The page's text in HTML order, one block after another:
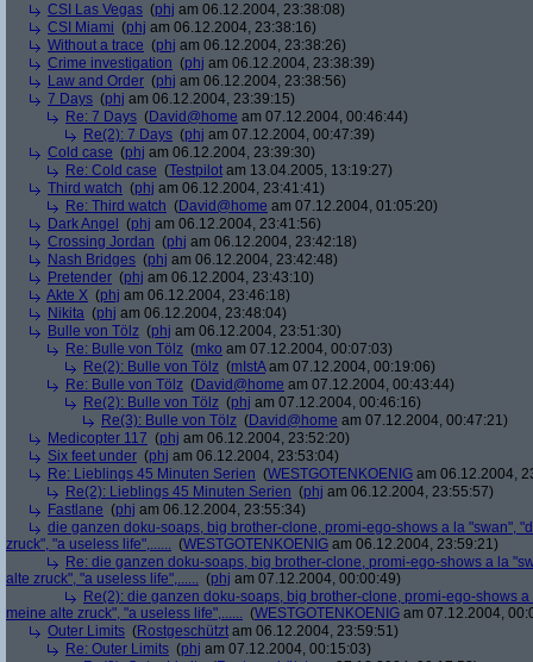
CSI Las Vegas (phj am 06.12.2004, 23:38:08)
CSI Miami (phj am 06.12.2004, 23:38:16)
Without a trace (phj am 06.12.2004, 23:38:26)
Crime investigation (phj am 06.12.2004, 23:38:39)
Law and Order (phj am 06.12.2004, 23:38:56)
7 Days (phj am 06.12.2004, 23:39:15)
Re: 7 Days (David@home am 07.12.2004, 00:46:44)
Re(2): 7 Days (phj am 07.12.2004, 00:47:39)
Cold case (phj am 06.12.2004, 23:39:30)
Re: Cold case (Testpilot am 13.04.2005, 13:19:27)
Third watch (phj am 06.12.2004, 23:41:41)
Re: Third watch (David@home am 07.12.2004, 01:05:20)
Dark Angel
(phj am 06.12.2004, 23:41:56)
Crossing Jordan (phj am 06.12.2004, 23:42:18)
Nash Bridges (phj am 06.12.2004, 23:42:48)
Pretender (phj am 06.12.2004, 23:43:10)
Akte X (phj am 06.12.2004, 23:46:18)
Nikita (phj am 06.12.2004, 23:48:04)
Bulle von Tölz (phj am 06.12.2004, 23:51:30)
Re: Bulle von Tölz (mko am 07.12.2004, 00:07:03)
Re(2): Bulle von Tölz (mIstAam 07.12.2004, 00:19:06)
Re: Bulle von Tölz (David@home am 07.12.2004, 00:43:44)
Re(2): Bulle von Tölz (phj am 07.12.2004, 00:46:16)
Re(3): Bulle von Tölz (David@home am 07.12.2004, 00:47:21)
Medicopter 117 (phj am 06.12.2004, 23:52:20)
Six feet under (phj am 06.12.2004, 23:53:04)
Re: Lieblings 45 Minuten Serien (WESTGOTENKOENIG am 06.12.2004,
Re(2): Lieblings 45 Minuten Serien (phj am 06.12.2004, 23:55:57)
Fastlane (phj am 06.12.2004, 23:55:34)
die ganzen doku-soaps, big brother-clone, promi-ego-shows a la "swan",
zruck", "a useless life",...... (WESTGOTENKOENIG am 06.12.2004, 23:59:21)
Re: die ganzen doku-soaps, big brother-clone, promi-ego-shows a la
alte zruck", "a useless life",...... (phj am 07.12.2004, 00:00:49)
Re(2): die ganzen doku-soaps, big brother-clone, promi-ego-shows
meine alte zruck", "a useless life",...... (WESTGOTENKOENIG am 07.12.2004,
Outer Limits (Rostgeschützt am 06.12.2004, 23:59:51)
Re: Outer Limits (phj am 07.12.2004, 00:15:03)